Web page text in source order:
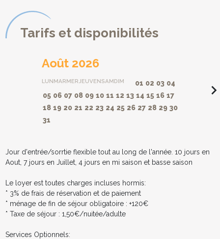
Tarifs et disponibilités
Août 2026
LUNMARMERJEUVENSAMDIM 01 02 03 04
05 06 07 08 09 10 11 12 13 14 15 16 17
18 19 20 21 22 23 24 25 26 27 28 29 30
31
Jour d'entrée/sorrtie flexible tout au long de l'année. 10 jours en
Aout, 7 jours en Juillet, 4 jours en mi saison et basse saison
Le loyer est toutes charges incluses hormis:
* 3% de frais de réservation et de paiement
* ménage de fin de séjour obligatoire : +120€
* Taxe de séjour : 1,50€/nuitée/adulte
Services Optionnels: